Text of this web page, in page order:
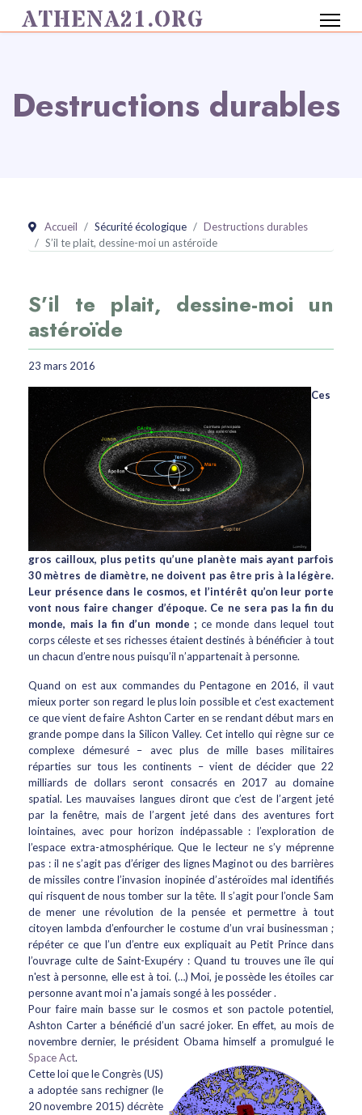
ATHENA21.ORG
Destructions durables
Accueil Sécurité écologique
Destructions durables
S’il te plait, dessine-moi un astéroïde
S’il te plait, dessine-moi un
astéroïde
23 mars 2016
Ces
gros cailloux, plus petits qu’une planète mais ayant parfois
30 mètres de diamètre, ne doivent pas être pris à la légère.
Leur présence dans le cosmos, et l’intérêt qu’on leur porte
vont nous faire changer d’époque. Ce ne sera pas la fin du
monde, mais la fin d’un monde ; ce monde dans lequel tout
corps céleste et ses richesses étaient destinés à bénéficier à tout
un chacun d’entre nous puisqu’il n’appartenait à personne.
Quand on est aux commandes du Pentagone en 2016, il vaut
mieux porter son regard le plus loin possible et c’est exactement
ce que vient de faire Ashton Carter en se rendant début mars en
grande pompe dans la Silicon Valley. Cet intello qui règne sur ce
complexe démesuré – avec plus de mille bases militaires
réparties sur tous les continents – vient de décider que 22
milliards de dollars seront consacrés en 2017 au domaine
spatial. Les mauvaises langues diront que c’est de l’argent jeté
par la fenêtre, mais de l’argent jeté dans des aventures fort
lointaines, avec pour horizon indépassable : l’exploration de
l’espace extra-atmosphérique. Que le lecteur ne s’y méprenne
pas : il ne s’agit pas d’ériger des lignes Maginot ou des barrières
de missiles contre l’invasion inopinée d’astéroïdes mal identifiés
qui risquent de nous tomber sur la tête. Il s’agit pour l’oncle Sam
de mener une révolution de la pensée et permettre à tout
citoyen lambda d’enfourcher le costume d’un vrai businessman ;
répéter ce que l’un d’entre eux expliquait au Petit Prince dans
l’ouvrage culte de Saint-Exupéry : Quand tu trouves une île qui
n'est à personne, elle est à toi. (…) Moi, je possède les étoiles car
personne avant moi n'a jamais songé à les posséder .
Pour faire main basse sur le cosmos et son pactole potentiel,
Ashton Carter a bénéficié d’un sacré joker. En effet, au mois de
novembre dernier, le président Obama himself a promulgué le
Space Act.
Cette loi que le Congrès (US)
a adoptée sans rechigner (le
20 novembre 2015) décrète